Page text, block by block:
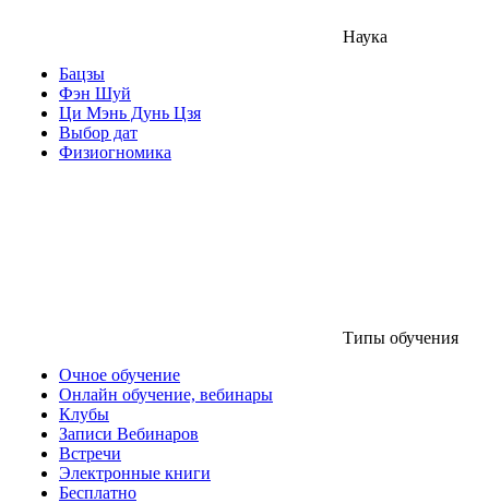
Наука
Бацзы
Фэн Шуй
Ци Мэнь Дунь Цзя
Выбор дат
Физиогномика
Типы обучения
Очное обучение
Онлайн обучение, вебинары
Клубы
Записи Вебинаров
Встречи
Электронные книги
Бесплатно